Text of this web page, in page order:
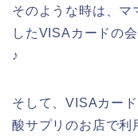
そのような時は、マ
したVISAカードの
♪
そして、VISAカー
酸サプリのお店で利